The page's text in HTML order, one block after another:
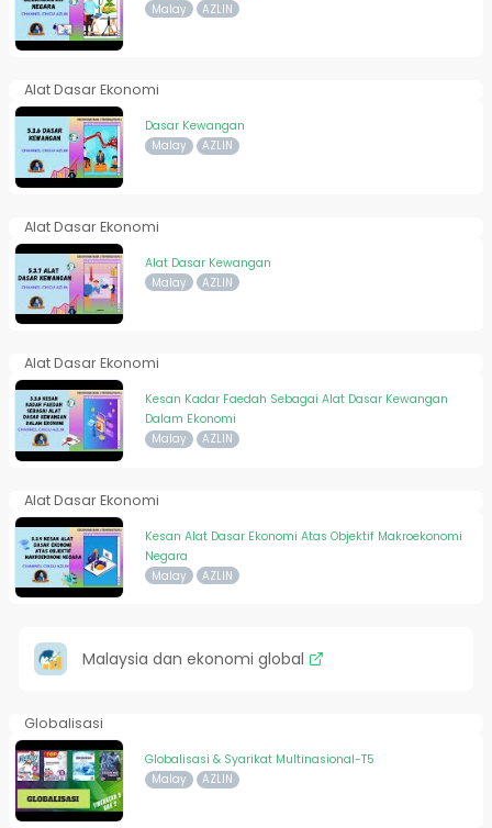
Malay AZLIN
Alat Dasar Ekonomi
Dasar Kewangan
Malay AZLIN
Alat Dasar Ekonomi
Alat Dasar Kewangan
Malay AZLIN
Alat Dasar Ekonomi
Kesan Kadar Faedah Sebagai Alat Dasar Kewangan
Dalam Ekonomi
Malay AZLIN
Alat Dasar Ekonomi
Kesan Alat Dasar Ekonomi Atas Objektif Makroekonomi
Negara
Malay AZLIN
Malaysia dan ekonomi global
Globalisasi
Globalisasi & Syarikat Multinasional-T5
Malay AZLIN